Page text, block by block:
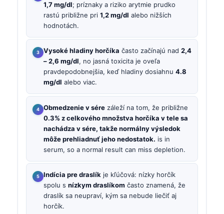
1,7 mg/dl; príznaky a riziko arytmie prudko
rastú približne pri 1,2 mg/dl alebo nižších
hodnotách.
Vysoké hladiny horčíka často začínajú nad 2,4
– 2,6 mg/dl, no jasná toxicita je oveľa
pravdepodobnejšia, keď hladiny dosiahnu 4.8
mg/dl alebo viac.
Obmedzenie v sére záleží na tom, že približne
0.3% z celkového množstva horčíka v tele sa
nachádza v sére, takže normálny výsledok
môže prehliadnuť jeho nedostatok. is in
serum, so a normal result can miss depletion.
Indícia pre draslík je kľúčová: nízky horčík
spolu s nízkym draslíkom často znamená, že
draslík sa neupraví, kým sa nebude liečiť aj
horčík.